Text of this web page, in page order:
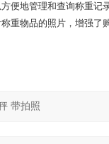
便地管理和查询称重记
重物品的照片，增强了